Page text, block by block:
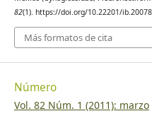
82(1). https://doi.org/10.22201/
Más formatos de cita
Número
Vol. 82 Núm. 1 (2011): marzo